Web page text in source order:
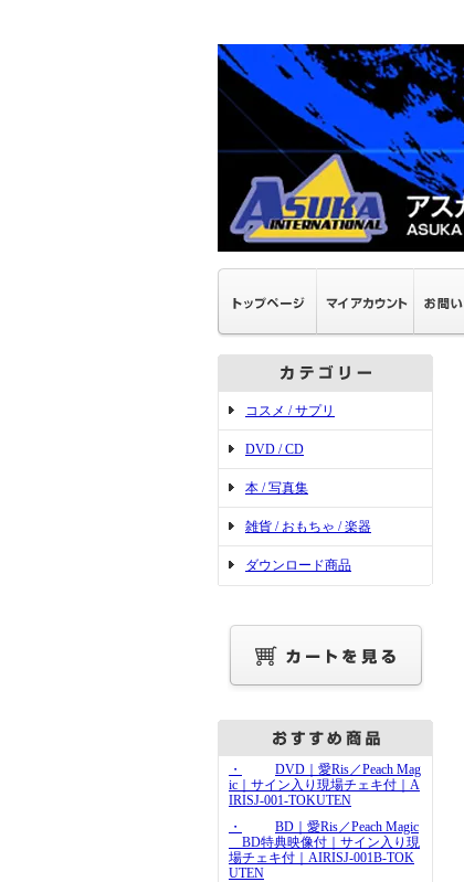
コスメ / サプリ
DVD / CD
本 / 写真集
雑貨 / おもちゃ / 楽器
ダウンロード商品
・
DVD｜愛Ris／Peach Mag
ic｜サイン入り現場チェキ付｜A
IRISJ-001-TOKUTEN
・
BD｜愛Ris／Peach Magic
BD特典映像付｜サイン入り現
場チェキ付｜AIRISJ-001B-TOK
UTEN